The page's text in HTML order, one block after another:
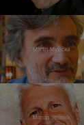
Martin Myšička
Marian Jelínek